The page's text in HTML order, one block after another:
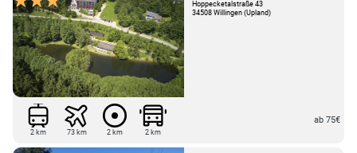
Hoppecketalstraße 43
34508 Willingen (Upland)
2 km 73 km 2 km 2 km
ab 75€